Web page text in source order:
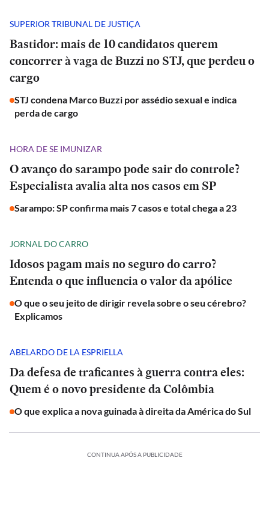
SUPERIOR TRIBUNAL DE JUSTIÇA
Bastidor: mais de 10 candidatos querem
concorrer à vaga de Buzzi no STJ, que perdeu o
cargo
STJ condena Marco Buzzi por assédio sexual e indica
perda de cargo
HORA DE SE IMUNIZAR
O avanço do sarampo pode sair do controle?
Especialista avalia alta nos casos em SP
Sarampo: SP confirma mais 7 casos e total chega a 23
JORNAL DO CARRO
Idosos pagam mais no seguro do carro?
Entenda o que influencia o valor da apólice
O que o seu jeito de dirigir revela sobre o seu cérebro?
Explicamos
ABELARDO DE LA ESPRIELLA
Da defesa de traficantes à guerra contra eles:
Quem é o novo presidente da Colômbia
O que explica a nova guinada à direita da América do Sul
CONTINUA APÓS A PUBLICIDADE